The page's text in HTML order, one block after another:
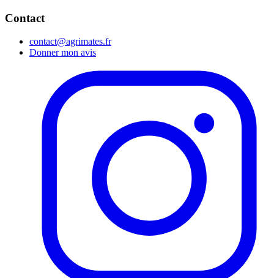
Contact
contact@agrimates.fr
Donner mon avis